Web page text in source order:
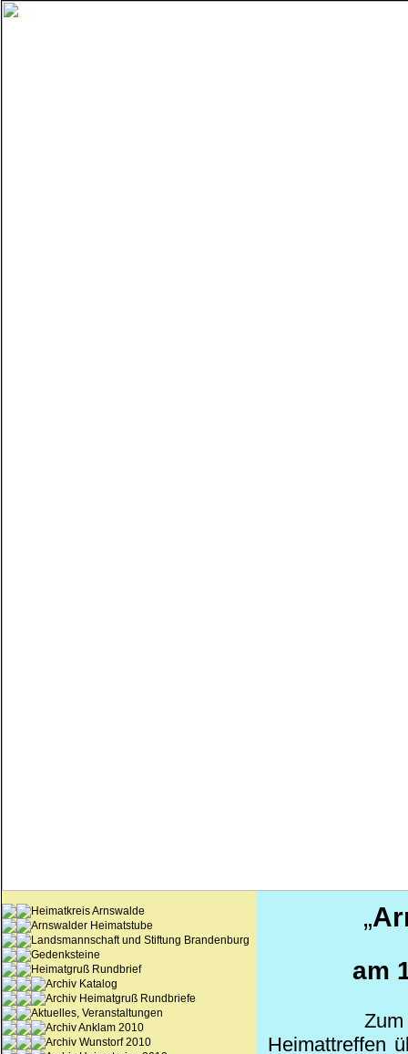
Heimatkreis Arnswalde
Arnswalder Heimatstube
Landsmannschaft und Stiftung Brandenburg
Gedenksteine
Heimatgruß Rundbrief
Archiv Katalog
Archiv Heimatgruß Rundbriefe
Aktuelles, Veranstaltungen
Archiv Anklam 2010
Archiv Wunstorf 2010
„
am
Heimattreffen